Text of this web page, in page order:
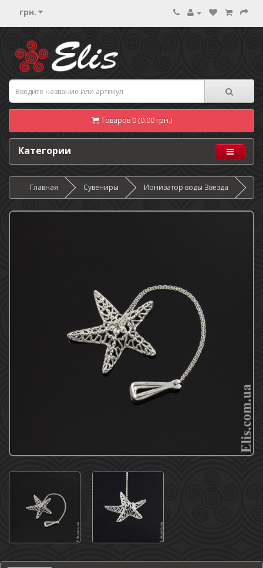
грн.
Товаров 0 (0.00 грн.)
Категории
Главная Сувениры Ионизатор воды Звезда